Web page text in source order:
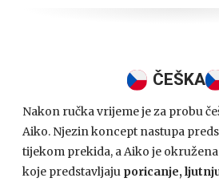
ČEŠKA
Nakon ručka vrijeme je za probu
Aiko. Njezin koncept nastupa
tijekom prekida, a Aiko je
koje predstavljaju poricanje,